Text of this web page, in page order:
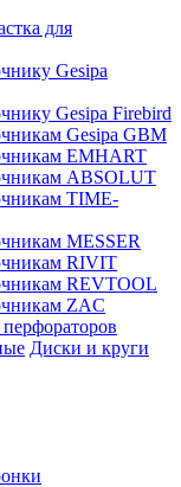
для
Gesipa
Gesipa Firebird
Gesipa GBM
EMHART
ABSOLUT
TIME-
MESSER
RIVIT
REVTOOL
ZAC
Диски и круги